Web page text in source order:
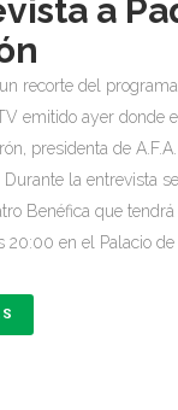
a
recorte del
emitido ayer donde
presidenta de
Durante la entrevista
Benéfica que
20:00 en el Palacio de